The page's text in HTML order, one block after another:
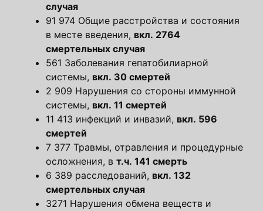
случая
91 974 Общие расстройства и состояния
в месте введения, вкл. 2764
смертельных случая
561 Заболевания гепатобилиарной
системы, вкл. 30 смертей
2 909 Нарушения со стороны иммунной
системы, вкл. 11 смертей
11 413 инфекций и инвазий, вкл. 596
смертей
7 377 Травмы, отравления и процедурные
осложнения, в т.ч. 141 смерть
6 389 расследований, вкл. 132
смертельных случая
3271 Нарушения обмена веществ и